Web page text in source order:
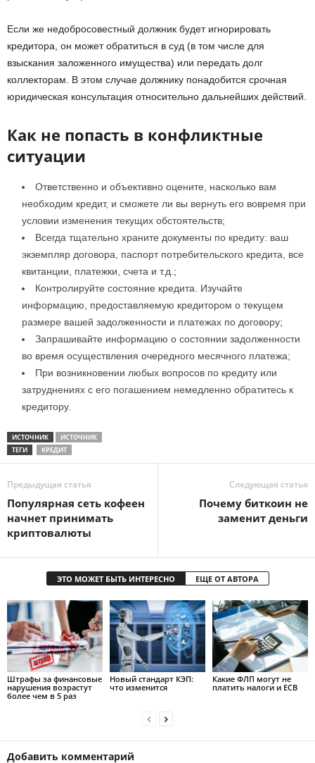
Если же недобросовестный должник будет игнорировать
кредитора, он может обратиться в суд (в том числе для
взыскания заложенного имущества) или передать долг
коллекторам. В этом случае должнику понадобится срочная
юридическая консультация относительно дальнейших действий.
Как не попасть в конфликтные
ситуации
Ответственно и объективно оцените, насколько вам
необходим кредит, и сможете ли вы вернуть его вовремя при
условии изменения текущих обстоятельств;
Всегда тщательно храните документы по кредиту: ваш
экземпляр договора, паспорт потребительского кредита, все
квитанции, платежки, счета и т.д.;
Контролируйте состояние кредита. Изучайте
информацию, предоставляемую кредитором о текущем
размере вашей задолженности и платежах по договору;
Запрашивайте информацию о состоянии задолженности
во время осуществления очередного месячного платежа;
При возникновении любых вопросов по кредиту или
затруднениях с его погашением немедленно обратитесь к
кредитору.
ИСТОЧНИК
ИСТОЧНИК
ТЕГИ
КРЕДИТ
Предыдущая статья
Популярная сеть кофеен
начнет принимать
криптовалюты
Следующая статья
Почему биткоин не
заменит деньги
ЭТО МОЖЕТ БЫТЬ ИНТЕРЕСНО ЕЩЕ ОТ АВТОРА
Штрафы за финансовые
нарушения возрастут
более чем в 5 раз
Новый стандарт КЭП:
что изменится
Какие ФЛП могут не
платить налоги и ЕСВ
Добавить комментарий